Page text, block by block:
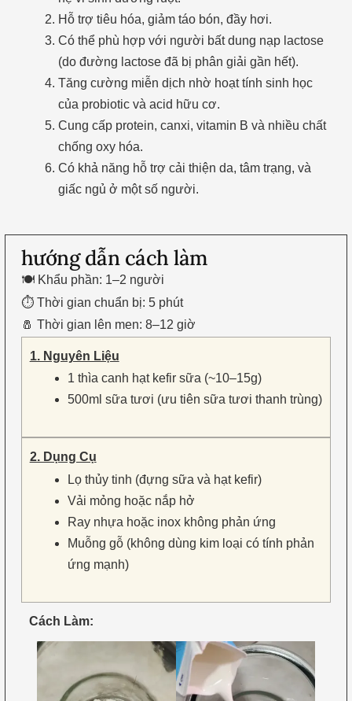
Hỗ trợ tiêu hóa, giảm táo bón, đầy hơi.
Có thể phù hợp với người bất dung nạp lactose
(do đường lactose đã bị phân giải gần hết).
Tăng cường miễn dịch nhờ hoạt tính sinh học
của probiotic và acid hữu cơ.
Cung cấp protein, canxi, vitamin B và nhiều chất
chống oxy hóa.
Có khả năng hỗ trợ cải thiện da, tâm trạng, và
giấc ngủ ở một số người.
hướng dẫn cách làm
🍽 Khẩu phần: 1–2 người
⏱ Thời gian chuẩn bị: 5 phút
🧂 Thời gian lên men: 8–12 giờ
1. Nguyên Liệu
1 thìa canh hạt kefir sữa (~10–15g)
500ml sữa tươi (ưu tiên sữa tươi thanh trùng)
2. Dụng Cụ
Lọ thủy tinh (đựng sữa và hạt kefir)
Vải mỏng hoặc nắp hở
Ray nhựa hoặc inox không phản ứng
Muỗng gỗ (không dùng kim loại có tính phản
ứng mạnh)
Cách Làm: